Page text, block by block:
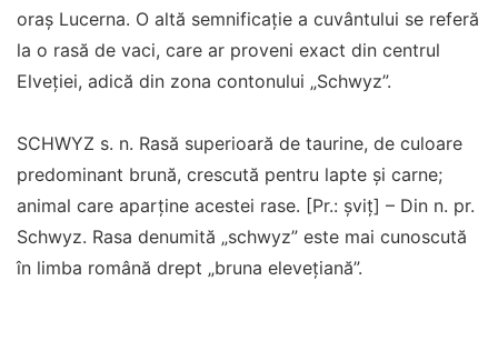
oraș Lucerna. O altă semnificație a cuvântului se referă
la o rasă de vaci, care ar proveni exact din centrul
Elveției, adică din zona contonului „Schwyz”.
SCHWYZ s. n. Rasă superioară de taurine, de culoare
predominant brună, crescută pentru lapte și carne;
animal care aparține acestei rase. [Pr.: șviț] – Din n. pr.
Schwyz. Rasa denumită „schwyz” este mai cunoscută
în limba română drept „bruna elevețiană”.